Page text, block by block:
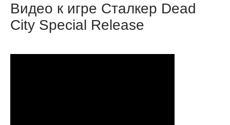
Видео к игре Сталкер Dead
City Special Release